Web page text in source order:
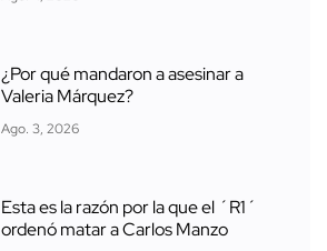
¿Por qué mandaron a asesinar a
Valeria Márquez?
Ago. 3, 2026
Esta es la razón por la que el ´R1´
ordenó matar a Carlos Manzo